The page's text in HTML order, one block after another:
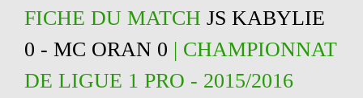
FICHE DU MATCH JS KABYLIE
0 - MC ORAN 0 | CHAMPIONNAT
DE LIGUE 1 PRO - 2015/2016